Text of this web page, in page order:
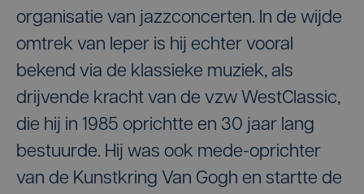
organisatie van jazzconcerten. In de wijde
omtrek van Ieper is hij echter vooral
bekend via de klassieke muziek, als
drijvende kracht van de vzw WestClassic,
die hij in 1985 oprichtte en 30 jaar lang
bestuurde. Hij was ook mede-oprichter
van de Kunstkring Van Gogh en startte de